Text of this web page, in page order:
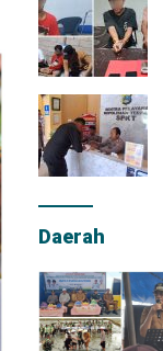
Daerah